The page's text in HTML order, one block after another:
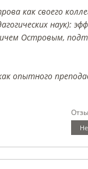
как своего
наук):
Островым,
опытного